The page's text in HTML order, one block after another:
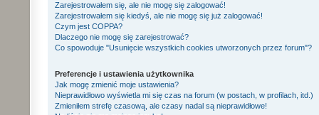
Zarejestrowałem się, ale nie mogę się zalogować!
Zarejestrowałem się kiedyś, ale nie mogę się już zalogować!
Czym jest COPPA?
Dlaczego nie mogę się zarejestrować?
Co spowoduje "Usunięcie wszystkich cookies utworzonych przez forum"?
Preferencje i ustawienia użytkownika
Jak mogę zmienić moje ustawienia?
Nieprawidłowo wyświetla mi się czas na forum (w postach, w profilach, itd.)
Zmieniłem strefę czasową, ale czasy nadal są nieprawidłowe!